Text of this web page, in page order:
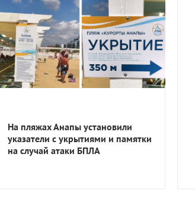
На пляжах Анапы установили
указатели с укрытиями и памятки
на случай атаки БПЛА